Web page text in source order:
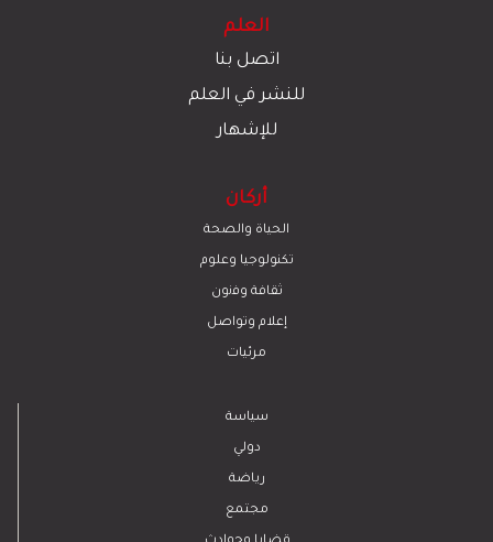
العلم
اتصل بنا
للنشر في العلم
للإشهار
أركان
الحياة والصحة
تكنولوجيا وعلوم
ﺛﻘﺎﻓﺔ وﻓﻧون
إعلام وتواصل
مرئيات
سياسة
دولي
رياضة
مجتمع